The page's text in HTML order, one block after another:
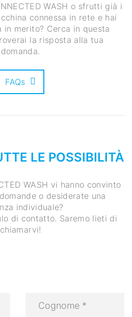
WASH o sfrutti già i
connessa in rete e hai
in merito? Cerca in questa
la risposta alla tua
domanda.
FAQs
LE POSSIBILITÀ
WASH vi hanno convinto
o desiderate una
individuale?
di contatto. Saremo lieti di